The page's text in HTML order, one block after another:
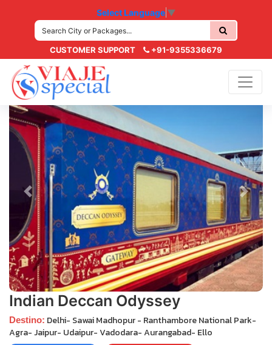
Select Language ▼
CUSTOMER SUPPORT +91-9355336679
Previous Next
Indian Deccan Odyssey
Destino: Delhi- Sawai Madhopur - Ranthambore National Park-
Agra- Jaipur- Udaipur- Vadodara- Aurangabad- Ello